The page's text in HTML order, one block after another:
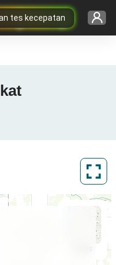
tes kecepatan